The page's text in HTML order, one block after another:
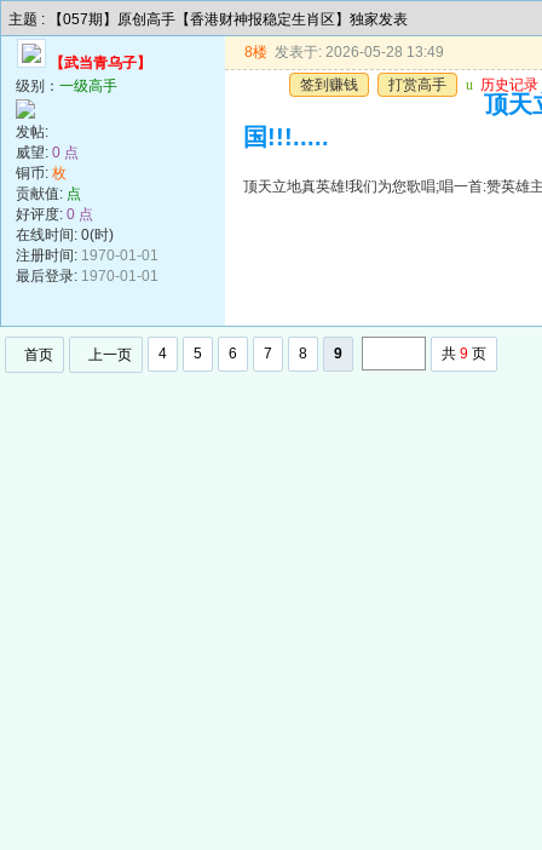
主题 : 【057期】原创高手【香港财神报稳定生肖区】独家发表
【武当青乌子】
级别： 一级高手
发帖:
威望: 0 点
铜币: 枚
贡献值: 点
好评度: 0 点
在线时间: 0(时)
注册时间: 1970-01-01
最后登录: 1970-01-01
8楼 发表于: 2026-05-28 13:49
签到赚钱
打赏高手 u 历史记录
顶天
国!!!.....
顶天立地真英雄!我们为您歌唱;唱一首:赞英雄
首页 上一页 4 5 6 7 8 9 共 9 页